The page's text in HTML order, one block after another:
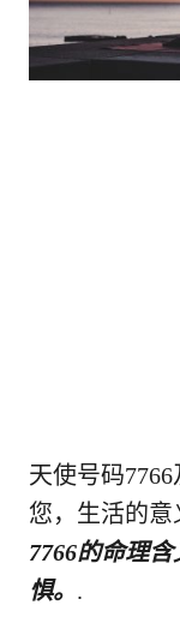
天使号码
您，生活的意
7766的命理
惧。 .